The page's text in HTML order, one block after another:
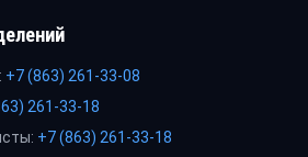
+7 (863) 261-33-08
261-33-18
+7 (863) 261-33-18